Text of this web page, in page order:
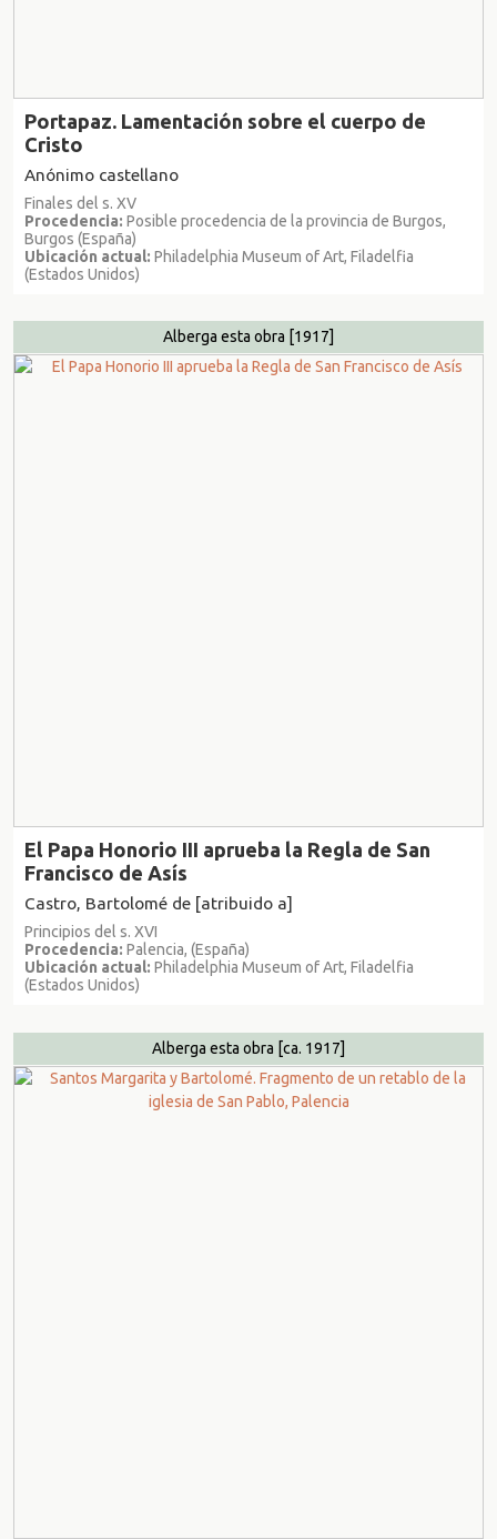
Portapaz. Lamentación sobre el cuerpo de
Cristo
Anónimo castellano
Finales del s. XV
Procedencia: Posible procedencia de la provincia de Burgos,
Burgos (España)
Ubicación actual: Philadelphia Museum of Art, Filadelfia
(Estados Unidos)
Alberga esta obra [1917]
El Papa Honorio III aprueba la Regla de San
Francisco de Asís
Castro, Bartolomé de [atribuido a]
Principios del s. XVI
Procedencia: Palencia, (España)
Ubicación actual: Philadelphia Museum of Art, Filadelfia
(Estados Unidos)
Alberga esta obra [ca. 1917]